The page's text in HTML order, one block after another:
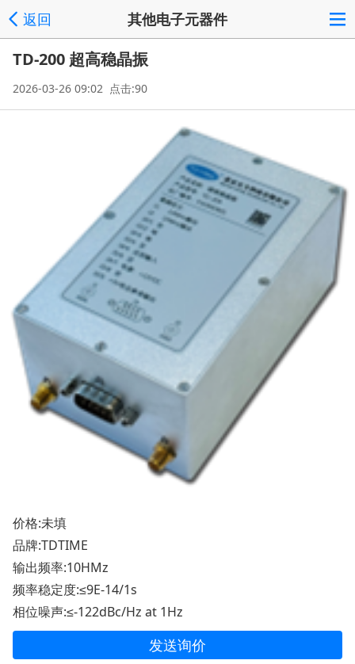
返回 其他电子元器件
TD-200 超高稳晶振
2026-03-26 09:02 点击:90
价格:未填
品牌:TDTIME
输出频率:10HMz
频率稳定度:≤9E-14/1s
相位噪声:≤-122dBc/Hz at 1Hz
发送询价